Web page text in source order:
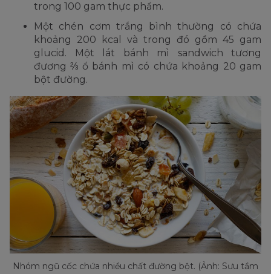
trong 100 gam thực phẩm.
Một chén cơm trắng bình thường có chứa
khoảng 200 kcal và trong đó gồm 45 gam
glucid. Một lát bánh mì sandwich tương
đương ⅔ ổ bánh mì có chứa khoảng 20 gam
bột đường.
Nhóm ngũ cốc chứa nhiều chất đường bột. (Ảnh: Sưu tầm